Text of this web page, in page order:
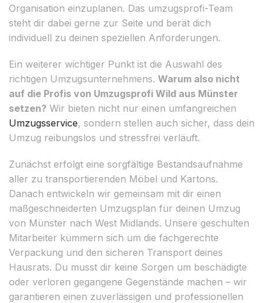
Organisation einzuplanen. Das umzugsprofi-Team
steht dir dabei gerne zur Seite und berät dich
individuell zu deinen speziellen Anforderungen.
Ein weiterer wichtiger Punkt ist die Auswahl des
richtigen Umzugsunternehmens. Warum also nicht
auf die Profis von Umzugsprofi Wild aus Münster
setzen? Wir bieten nicht nur einen umfangreichen
Umzugsservice, sondern stellen auch sicher, dass dein
Umzug reibungslos und stressfrei verläuft.
Zunächst erfolgt eine sorgfältige Bestandsaufnahme
aller zu transportierenden Möbel und Kartons.
Danach entwickeln wir gemeinsam mit dir einen
maßgeschneiderten Umzugsplan für deinen Umzug
von Münster nach West Midlands. Unsere geschulten
Mitarbeiter kümmern sich um die fachgerechte
Verpackung und den sicheren Transport deines
Hausrats. Du musst dir keine Sorgen um beschädigte
oder verloren gegangene Gegenstände machen – wir
garantieren einen zuverlässigen und professionellen